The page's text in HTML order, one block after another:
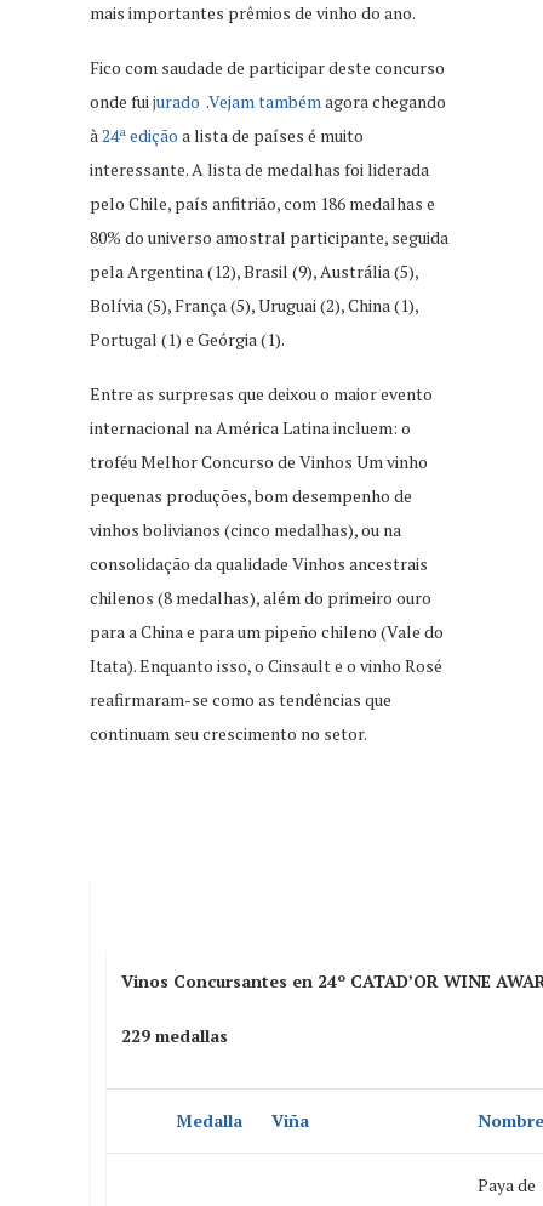
mais importantes prêmios de vinho do ano.
Fico com saudade de participar deste concurso
onde fuijurado .Vejam tambémagora chegando
à24ª edição a lista de países é muito
interessante. A lista de medalhas foi liderada
pelo Chile, país anfitrião, com 186 medalhas e
80% do universo amostral participante, seguida
pela Argentina (12), Brasil (9), Austrália (5),
Bolívia (5), França (5), Uruguai (2), China (1),
Portugal (1) e Geórgia (1).
Entre as surpresas que deixou o maior evento
internacional na América Latina incluem: o
troféu Melhor Concurso de Vinhos Um vinho
pequenas produções, bom desempenho de
vinhos bolivianos (cinco medalhas), ou na
consolidação da qualidade Vinhos ancestrais
chilenos (8 medalhas), além do primeiro ouro
para a China e para um pipeño chileno (Vale do
Itata). Enquanto isso, o Cinsault e o vinho Rosé
reafirmaram-se como as tendências que
continuam seu crescimento no setor.
Vinos Concursantes en 24º CATAD’OR WINE
229 medallas
Medalla Viña
Paya de